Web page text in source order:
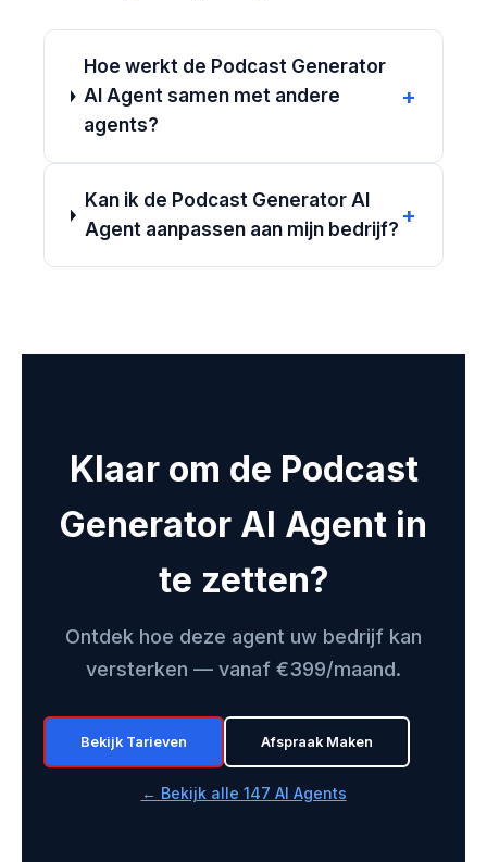
Hoe werkt de Podcast Generator
AI Agent samen met andere
agents?
+
Kan ik de Podcast Generator AI
Agent aanpassen aan mijn bedrijf?
+
Klaar om de Podcast
Generator AI Agent in
te zetten?
Ontdek hoe deze agent uw bedrijf kan
versterken — vanaf €399/maand.
Bekijk Tarieven Afspraak Maken
← Bekijk alle 147 AI Agents